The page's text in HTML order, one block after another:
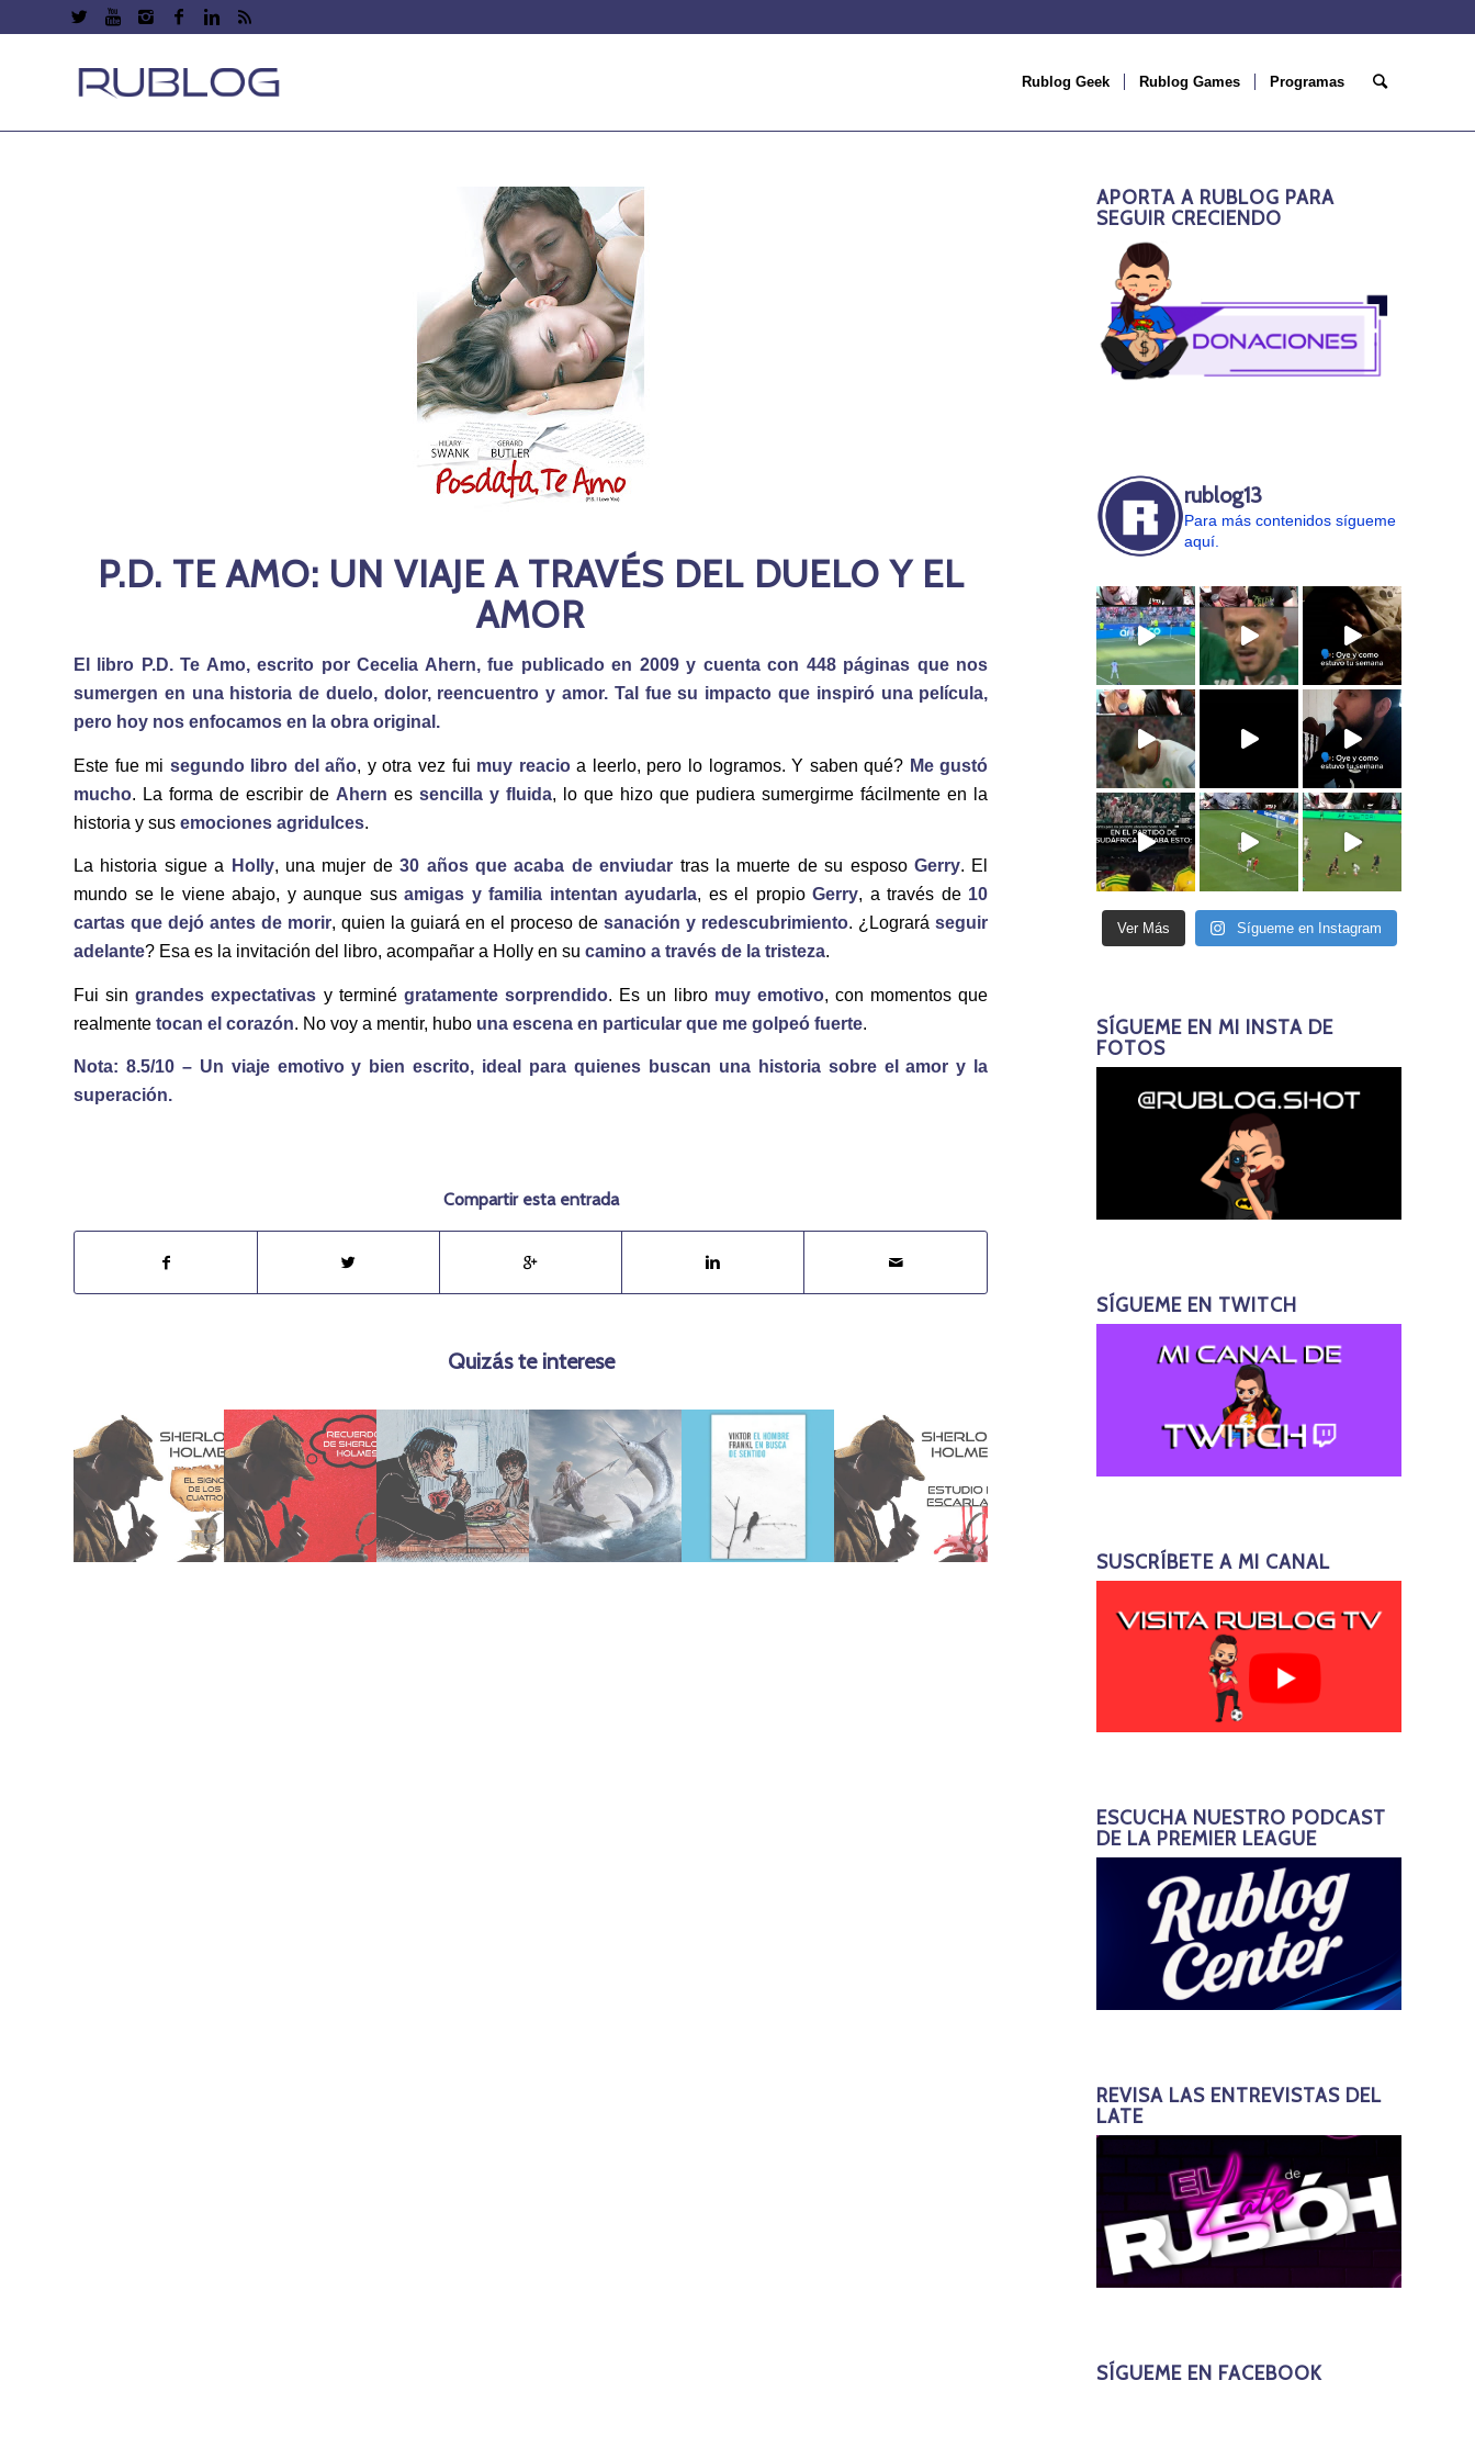
Rublog Geek Rublog Games Programas
P.D. TE AMO: UN VIAJE A TRAVÉS DEL DUELO Y EL
AMOR
El libro P.D. Te Amo, escrito por Cecelia Ahern, fue publicado en 2009 y cuenta con 448 páginas que nos
sumergen en una historia de duelo, dolor, reencuentro y amor. Tal fue su impacto que inspiró una película,
pero hoy nos enfocamos en la obra original.
Este fue mi segundo libro del año, y otra vez fui muy reacioa leerlo, pero lo logramos. Y saben qué? Me gustó
mucho. La forma de escribir de Ahern essencilla y fluida, lo que hizo que pudiera sumergirme fácilmente en la
historia y sus emociones agridulces.
La historia sigue a Holly, una mujer de30 años que acaba de enviudar tras la muerte de su esposo Gerry. El
mundo se le viene abajo, y aunque susamigas y familia intentan ayudarla, es el propioGerry, a través de 10
cartas que dejó antes de morir, quien la guiará en el proceso desanación y redescubrimiento. ¿Lograráseguir
adelante? Esa es la invitación del libro, acompañar a Holly en su camino a través de la tristeza.
Fui singrandes expectativas y terminé gratamente sorprendido. Es un libro muy emotivo, con momentos que
realmente tocan el corazón. No voy a mentir, hubo una escena en particular que me golpeó fuerte.
Nota: 8.5/10 – Un viaje emotivo y bien escrito, ideal para quienes buscan una historia sobre el amor y la
superación.
Compartir esta entrada
Quizás te interese
APORTA A RUBLOG PARA
SEGUIR CRECIENDO
rublog13
Para más contenidos sígueme
aquí.
Ver Más Sígueme en Instagram
SÍGUEME EN MI INSTA DE
FOTOS
SÍGUEME EN TWITCH
SUSCRÍBETE A MI CANAL
ESCUCHA NUESTRO PODCAST
DE LA PREMIER LEAGUE
REVISA LAS ENTREVISTAS DEL
LATE
SÍGUEME EN FACEBOOK